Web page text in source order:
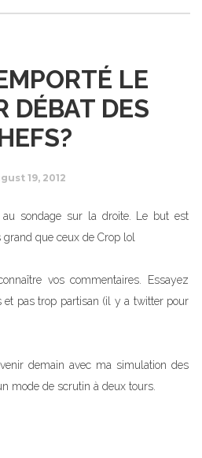
LE
DÉBAT DES
19, 2012
sondage sur la droite. Le but est
que ceux de Crop lol
vos commentaires. Essayez
et pas trop partisan (il y a twitter pour
demain avec ma simulation des
mode de scrutin à deux tours.